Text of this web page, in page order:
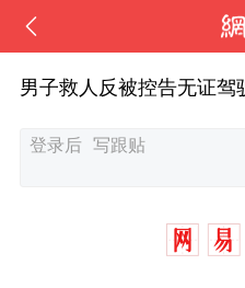
男子救人反被控告无证驾